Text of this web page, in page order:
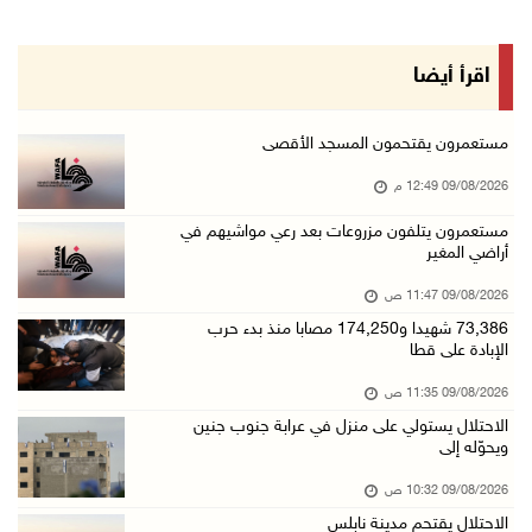
الرئيس ينعى سفير فلسطين لدى مصر القائد الوطني ...
وفاة سفير فلسطين لدى مصر القائد الوطني دياب ا ...
09/آب/2026 10:42 ص
09/آب/2026 10:32 ص
الاحتلال يقتحم مدينة نابلس
09/آب/2026 10:20 ص
وفاة شابة متأثرة بإصابتها جراء حادث سير قرب ج ...
اعتقال مواطنين من بلدة سنجل شمال رام الله
اقرأ أيضا
مستعمرون يقتحمون المسجد الأقصى
09/08/2026 12:49 م
مستعمرون يتلفون مزروعات بعد رعي مواشيهم في
أراضي المغير
09/08/2026 11:47 ص
73,386 شهيدا و174,250 مصابا منذ بدء حرب
الإبادة على قطا
09/08/2026 11:35 ص
الاحتلال يستولي على منزل في عرابة جنوب جنين
ويحوّله إلى
09/08/2026 10:32 ص
الاحتلال يقتحم مدينة نابلس